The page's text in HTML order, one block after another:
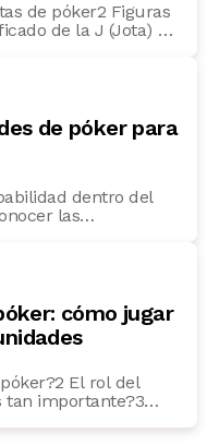
de póker2 Figuras
de la J (Jota) en
el póker? Si
de póker para
dentro del
las
las probabilidades
Probabilidad de
cómo jugar
El rol del
tan importante?3